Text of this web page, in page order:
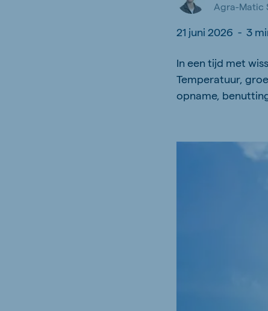
Agra-Matic
21 juni 2026 - 3
In een tijd met
Temperatuur,
opname,